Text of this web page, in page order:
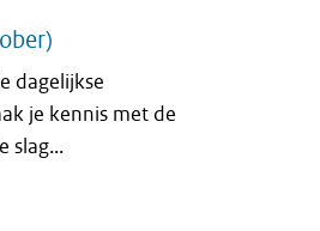
dagelijkse
je kennis met de
slag...